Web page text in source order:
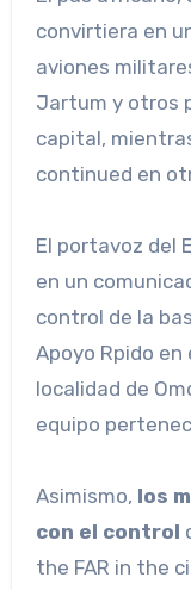
convirtiera en
aviones
Jartum y otros
capital,
continued en
El portavoz del
en un
control de la
Apoyo Rpido en
localidad de
equipo
Asimismo, los
con el control
the FAR in the